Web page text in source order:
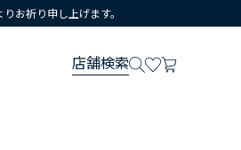
お祈り申し上げます。
店舗検索